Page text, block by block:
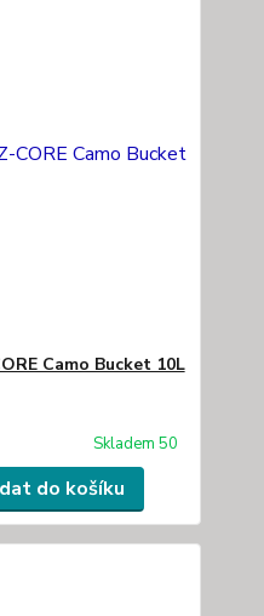
Camo Bucket 10L
Skladem 50
do košíku